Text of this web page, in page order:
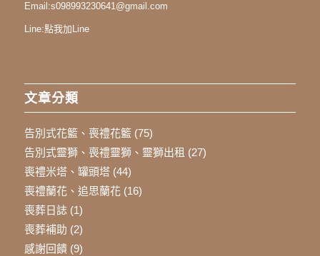
Email:s098993230641@gmail.com
Line:點我加Line
文章分類
告別式花籃、喪禮花籃(75)
告別式靈獅、喪禮靈獅、靈獅出租 (27)
喪禮米塔、罐頭塔(44)
喪禮蘭花、追思蘭花(16)
喪葬日誌(1)
喪葬補助 (2)
感謝回饋(9)